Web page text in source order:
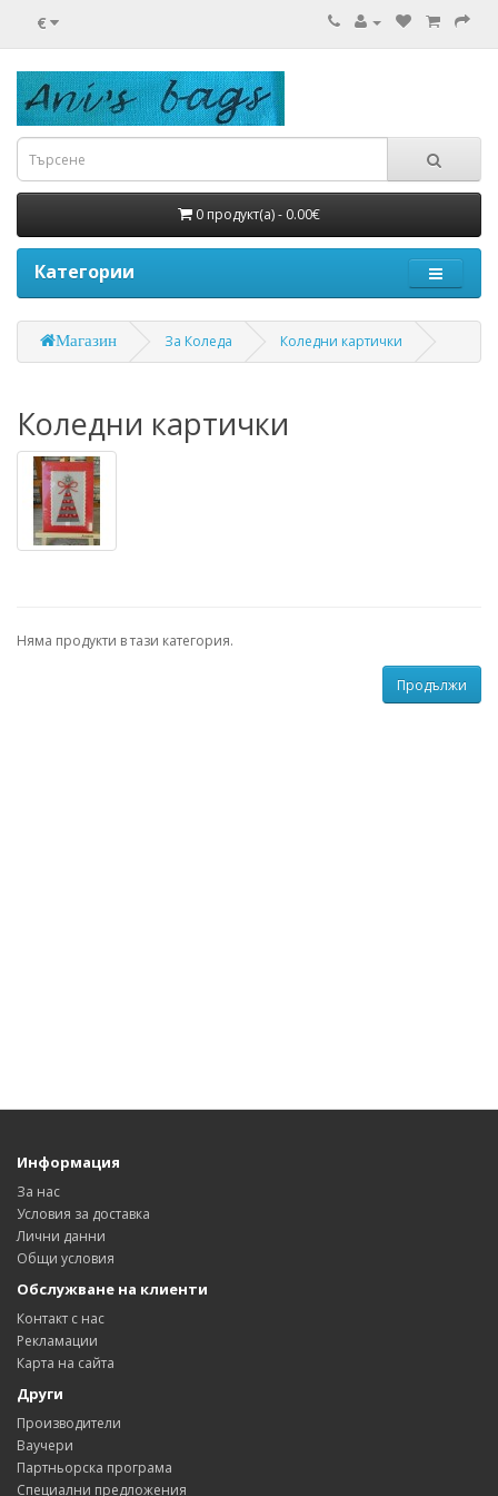
€
0 продукт(а) - 0.00€
Категории
Магазин За Коледа Коледни картички
Коледни картички
Няма продукти в тази категория.
Продължи
Информация
За нас
Условия за доставка
Лични данни
Общи условия
Обслужване на клиенти
Контакт с нас
Рекламации
Карта на сайта
Други
Производители
Ваучери
Партньорска програма
Специални предложения